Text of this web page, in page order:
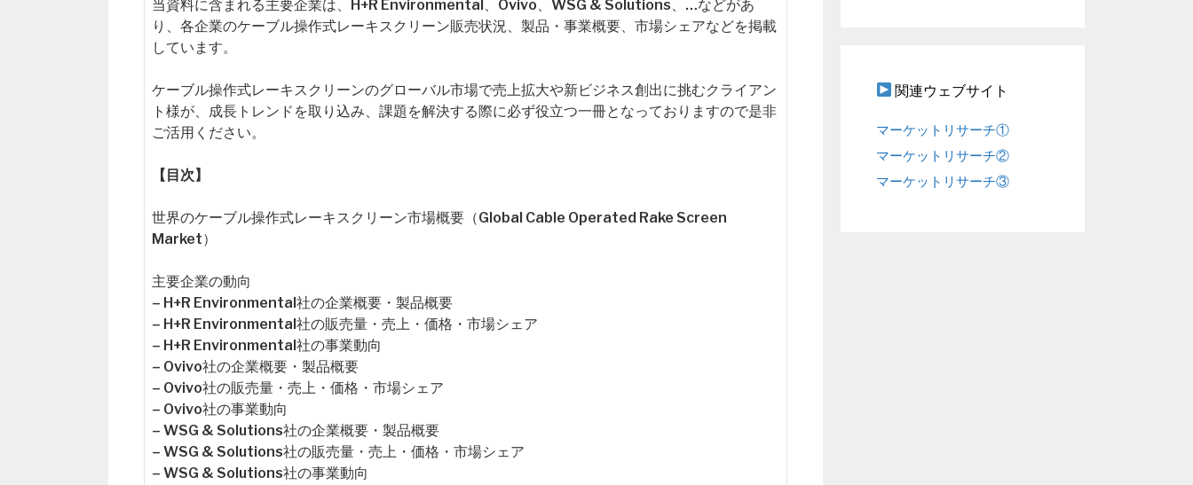
当資料に含まれる主要企業は、H+R Environmental、Ovivo、WSG & Solutions、…などがあ
り、各企業のケーブル操作式レーキスクリーン販売状況、製品・事業概要、市場シェアなどを掲載
しています。
ケーブル操作式レーキスクリーンのグローバル市場で売上拡大や新ビジネス創出に挑むクライアン
ト様が、成長トレンドを取り込み、課題を解決する際に必ず役立つ一冊となっておりますので是非
ご活用ください。
【目次】
世界のケーブル操作式レーキスクリーン市場概要（Global Cable Operated Rake Screen
Market）
主要企業の動向
– H+R Environmental社の企業概要・製品概要
– H+R Environmental社の販売量・売上・価格・市場シェア
– H+R Environmental社の事業動向
– Ovivo社の企業概要・製品概要
– Ovivo社の販売量・売上・価格・市場シェア
– Ovivo社の事業動向
– WSG & Solutions社の企業概要・製品概要
– WSG & Solutions社の販売量・売上・価格・市場シェア
– WSG & Solutions社の事業動向
関連ウェブサイト
マーケットリサーチ①
マーケットリサーチ②
マーケットリサーチ③